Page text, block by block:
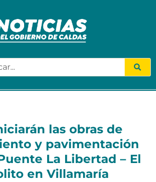
las obras de
y pavimentación
La Libertad – El
en Villamaría